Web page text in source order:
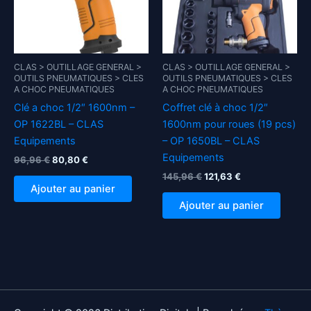
CLAS > OUTILLAGE GENERAL >
OUTILS PNEUMATIQUES > CLES
A CHOC PNEUMATIQUES
Clé a choc 1/2″ 1600nm –
OP 1622BL – CLAS
Equipements
96,96€Le
était :
80,80€
actuel
est :
Ajouter au panier
CLAS > OUTILLAGE GENERAL >
OUTILS PNEUMATIQUES > CLES
A CHOC PNEUMATIQUES
Coffret clé à choc 1/2″
1600nm pour roues (19 pcs)
– OP 1650BL – CLAS
Equipements
145,96€Le
était :
121,63 €
actuel
est :
Ajouter au panier